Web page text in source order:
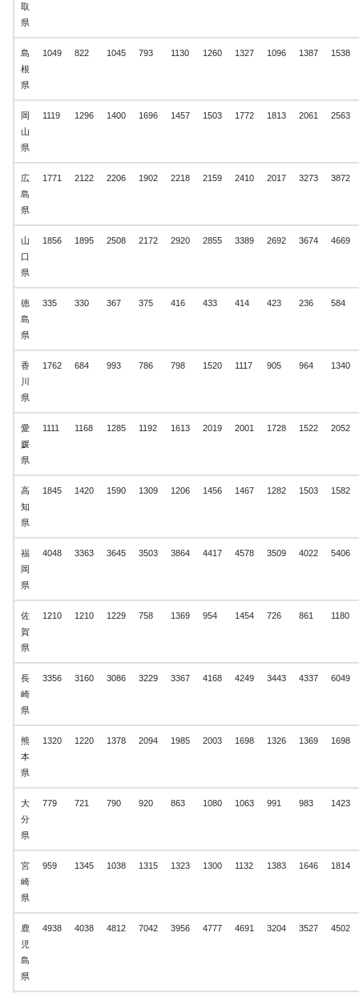
取
県
島
根
県
1049 822 1045 793 1130 1260 1327 1096 1387 1538
岡
山
県
1119 1296 1400 1696 1457 1503 1772 1813 2061 2563
広
島
県
1771 2122 2206 1902 2218 2159 2410 2017 3273 3872
山
口
県
1856 1895 2508 2172 2920 2855 3389 2692 3674 4669
徳
島
県
335 330 367 375 416 433 414 423 236 584
香
川
県
1762 684 993 786 798 1520 1117 905 964 1340
愛
媛
県
1111 1168 1285 1192 1613 2019 2001 1728 1522 2052
高
知
県
1845 1420 1590 1309 1206 1456 1467 1282 1503 1582
福
岡
県
4048 3363 3645 3503 3864 4417 4578 3509 4022 5406
佐
賀
県
1210 1210 1229 758 1369 954 1454 726 861 1180
長
崎
県
3356 3160 3086 3229 3367 4168 4249 3443 4337 6049
熊
本
県
1320 1220 1378 2094 1985 2003 1698 1326 1369 1698
大
分
県
779 721 790 920 863 1080 1063 991 983 1423
宮
崎
県
959 1345 1038 1315 1323 1300 1132 1383 1646 1814
鹿
児
島
県
4938 4038 4812 7042 3956 4777 4691 3204 3527 4502